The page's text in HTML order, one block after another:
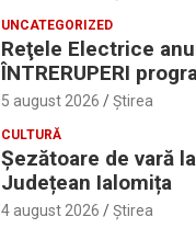
UNCATEGORIZED
Reţele Electrice
ÎNTRERUPERI
5 august 2026 Ştirea
CULTURĂ
Șezătoare de vară
Județean Ialomița
4 august 2026 Ştirea